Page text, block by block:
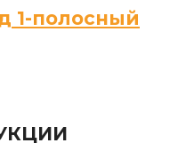
1-полосный